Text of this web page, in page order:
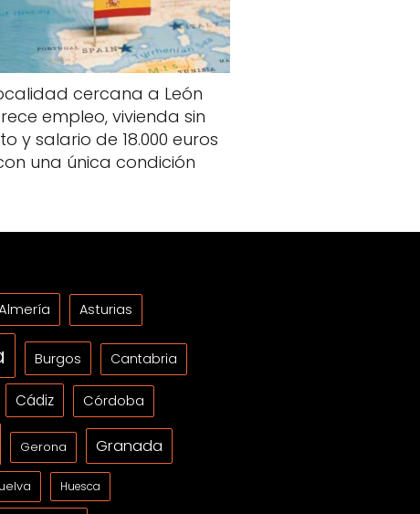
cercana a León
empleo, vivienda sin
y salario de 18.000 euros
una única condición
Asturias
Burgos Cantabria
Cádiz Córdoba
Gerona Granada
Huesca